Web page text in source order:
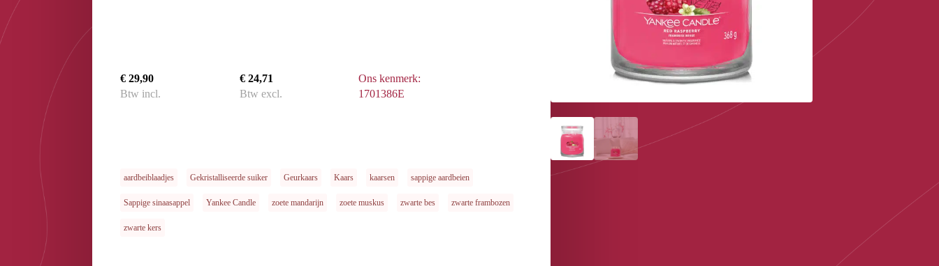
€ 29,90
Btw incl.
€ 24,71
Btw excl.
Ons kenmerk:
1701386E
aardbeiblaadjes Gekristalliseerde suiker Geurkaars Kaars kaarsen sappige aardbeien
Sappige sinaasappel Yankee Candle zoete mandarijn zoete muskus zwarte bes zwarte frambozen
zwarte kers